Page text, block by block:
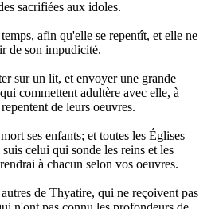
sacrifiées aux idoles.
afin qu'elle se repentît, et elle ne
de son impudicité.
sur un lit, et envoyer une grande
commettent adultère avec elle, à
de leurs oeuvres.
ses enfants; et toutes les Églises
celui qui sonde les reins et les
à chacun selon vos oeuvres.
de Thyatire, qui ne reçoivent pas